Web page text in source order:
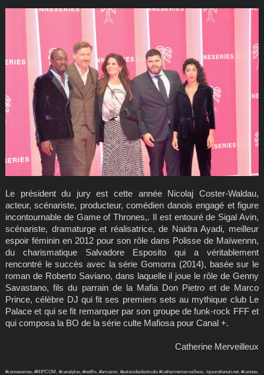
Le président du jury est cette année Nicolaj Coster-Waldau,
acteur, scénariste, producteur, comédien danois engagé et figure
incontournable de Game of Thrones,. Il est entouré de Sigal Avin,
scénariste, dramaturge et réalisatrice, de Naidra Ayadi, meilleur
espoir féminin en 2012 pour son rôle dans Polisse de Maïwennn,
du charismatique Salvadore Esposito qui a véritablement
rencontré le succès avec la série Gomorra (2014), basée sur le
roman de Roberto Saviano, dans laquelle il joue le rôle de Genny
Savastano, fils du parrain de la Mafia Don Pietro et de Marco
Prince, célèbre DJ qui fit ses premiers sets au mythique club Le
Palace et qui se fit remarquer par son groupe de funk-rock FFF et
qui composa la BO de la série culte Mafiosa pour Canal +.
Catherine Merveilleux
#canneseries, #MIPCOM, #canalplus, #netflix, #amazon, #palaisdesfestivals #catherinemerveilleux, lejouretlanuit.net, #cannes,